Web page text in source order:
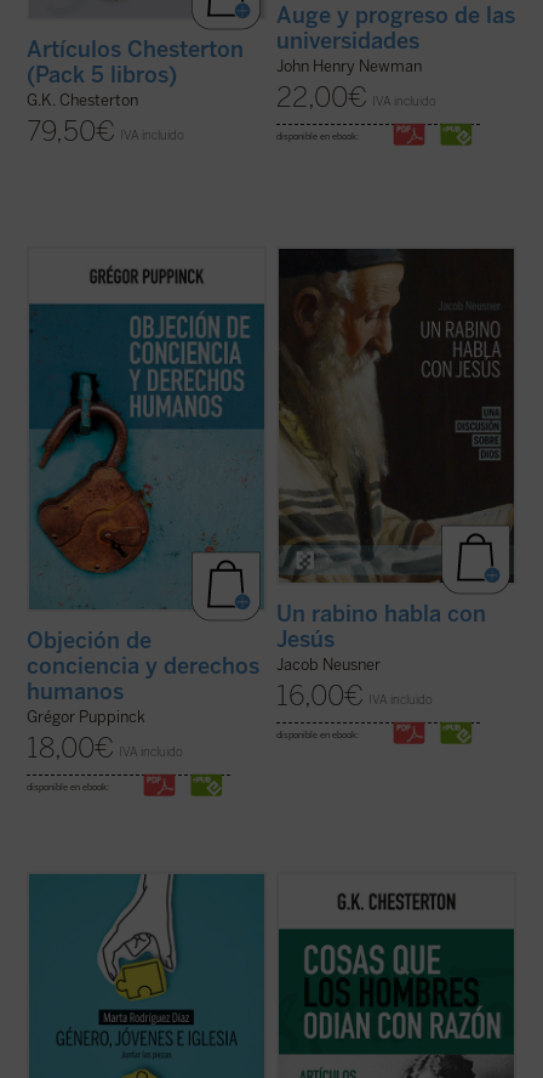
Artículos Chesterton
(Pack 5 libros)
G.K. Chesterton
79,50€ IVA incluido
Auge y progreso de las
universidades
John Henry Newman
22,00€ IVA incluido
disponible en ebook:
El derecho a la objeción de conciencia se
invoca cada vez más, ya se trate de la
la negativa a vacunarse o de cualquier otra
práctica que choque contra las
convicciones de algunas personas. Este
Objeción de
conciencia y derechos
humanos
Grégor Puppinck
18,00€ IVA incluido
disponible en ebook:
Imagínate transportado dos mil años atrás,
a Galilea, justo en el momento en que Jesús
pronuncia su Sermón de la Montaña.
Después de escucharle, ¿abandonarías tus
convicciones religiosas y tu ideología para
seguirle, o te aferrarías a ...
(ver ficha)
Un rabino habla con
Jesús
Jacob Neusner
16,00€ IVA incluido
disponible en ebook:
Alrededor del género se ha abierto una
enorme brecha que separa a padres e
hijos, nietos y abuelos. No hay quien se
entienda y se escuche. En las familias es
motivo de disputa, los hijos no se sienten
acogidos y los padres se frustran ante
(ver ficha)
Coincidiendo ahora con el 150 aniversario
del nacimiento de su autor, este sexto
sufragistas, la prensa, otros temas
habituales y nombres tan representativos
(ver ficha)